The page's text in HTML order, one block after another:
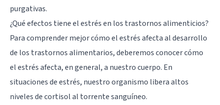
purgativas.
¿Qué efectos tiene el estrés en los trastornos alimenticios?
Para comprender mejor cómo el estrés afecta al desarrollo
de los trastornos alimentarios, deberemos conocer cómo
el estrés afecta, en general, a nuestro cuerpo. En
situaciones de estrés, nuestro organismo libera altos
niveles de cortisolal torrente sanguíneo.